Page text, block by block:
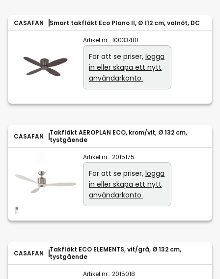
CASAFAN Smart takfläkt Eco Plano II, Ø 112 cm, valnöt, DC
Artikel nr.: 10033401
För att se priser, logga
in eller skapa ett nytt
användarkonto.
CASAFAN
Takfläkt AEROPLAN ECO, krom/vit, Ø 132 cm,
tystgående
Artikel nr.: 2015175
För att se priser, logga
in eller skapa ett nytt
användarkonto.
CASAFAN
Takfläkt ECO ELEMENTS, vit/grå, Ø 132 cm,
tystgående
Artikel nr.: 2015018